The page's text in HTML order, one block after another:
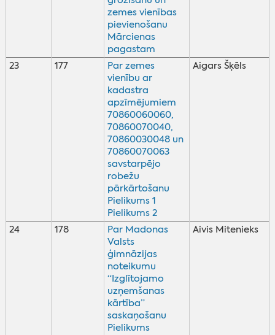
zemes vienības
pievienošanu
Mārcienas
pagastam
23 177
Par zemes
vienību ar
kadastra
apzīmējumiem
70860060060,
70860070040,
70860030048 un
70860070063
savstarpējo
robežu
pārkārtošanu
Pielikums 1
Pielikums 2
Aigars Šķēls
24 178
Par Madonas
Valsts
ģimnāzijas
noteikumu
“Izglītojamo
uzņemšanas
kārtība”
saskaņošanu
Pielikums
Aivis Mitenieks